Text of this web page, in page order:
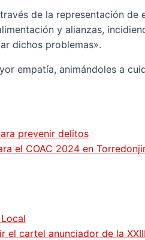
de la representación
y alianzas,
dichos problemas».
empatía, animándoles a
prevenir delitos
el COAC 2024 en
cartel anunciador de la